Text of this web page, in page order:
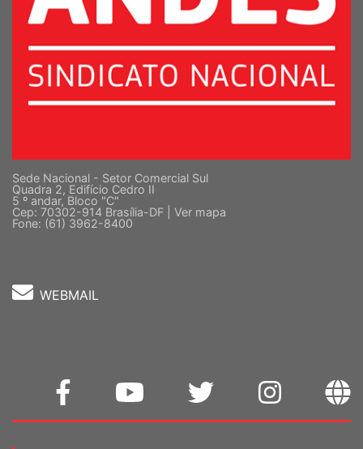
Sede Nacional - Setor Comercial Sul
Quadra 2, Edifício Cedro II
5 º andar, Bloco "C"
Cep: 70302-914 Brasília-DF | Ver mapa
Fone: (61) 3962-8400
WEBMAIL